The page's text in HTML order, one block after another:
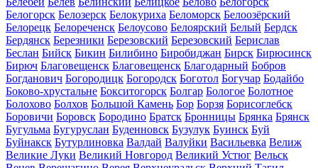
Белогорск Белозерск Белокуриха Беломорск Белоозёрский
Белорецк Белореченск Белоусово Белоярский Белый Бердск
Бердянск Березники Березовский Березовский Берислав
Беслан Бийск Бикин Билибино Биробиджан Бирск Бирюсинск
Бирюч Благовещенск Благовещенск Благодарный Бобров
Богданович Богородицк Богородск Боготол Богучар Бодайбо
Боково-хрустальне Бокситогорск Болгар Бологое Болотное
Болохово Болхов Большой Камень Бор Борзя Борисоглебск
Боровичи Боровск Бородино Братск Бронницы Брянка Брянск
Бугульма Бугуруслан Буденновск Бузулук Буинск Буй
Буйнакск Бутурлиновка Валдай Валуйки Васильевка Велиж
Великие Луки Великий Новгород Великий Устюг Вельск